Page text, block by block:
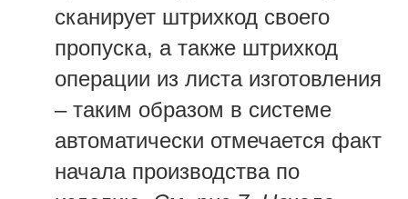
сканирует штрихкод своего
пропуска, а также штрихкод
операции из листа изготовления
– таким образом в системе
автоматически отмечается факт
начала производства по